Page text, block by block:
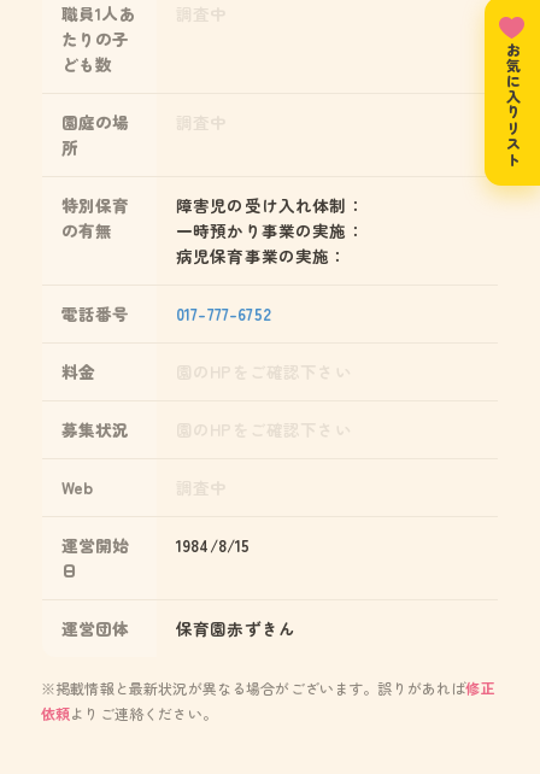
職員1人あ
たりの子
ども数
園庭の場
所
特別保育
の有無
障害児の受け入れ体制：
一時預かり事業の実施：
病児保育事業の実施：
電話番号 017-777-6752
料金
募集状況
Web
運営開始
日
1984/8/15
運営団体 保育園赤ずきん
※掲載情報と最新状況が異なる場合がございます。誤りがあれば修正
依頼よりご連絡ください。
お気に入りリスト